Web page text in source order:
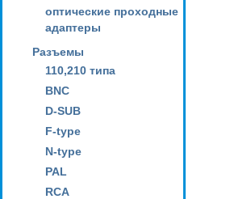
оптические проходные
адаптеры
Разъемы
110,210 типа
BNC
D-SUB
F-type
N-type
PAL
RCA